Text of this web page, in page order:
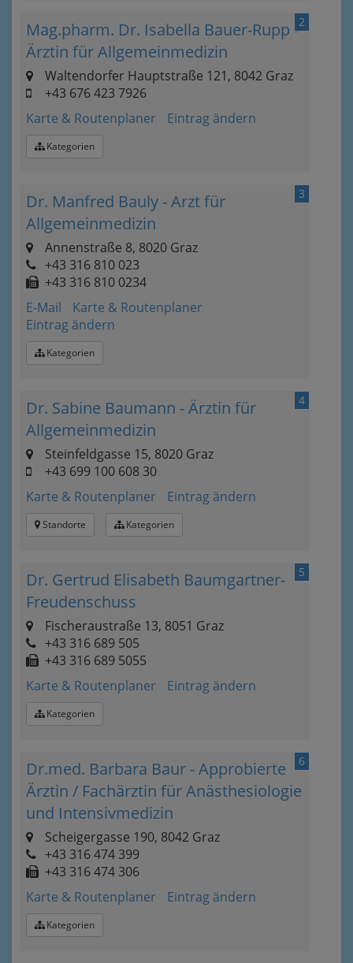
2
Mag.pharm. Dr. Isabella Bauer-Rupp -
Ärztin für Allgemeinmedizin
Waltendorfer Hauptstraße 121, 8042 Graz
+43 676 423 7926
Karte & Routenplaner
Eintrag ändern
Kategorien
3
Dr. Manfred Bauly - Arzt für
Allgemeinmedizin
Annenstraße 8, 8020 Graz
+43 316 810 023
+43 316 810 0234
E-Mail
Karte & Routenplaner
Eintrag ändern
Kategorien
4
Dr. Sabine Baumann - Ärztin für
Allgemeinmedizin
Steinfeldgasse 15, 8020 Graz
+43 699 100 608 30
Karte & Routenplaner
Eintrag ändern
Standorte Kategorien
5
Dr. Gertrud Elisabeth Baumgartner-
Freudenschuss
Fischeraustraße 13, 8051 Graz
+43 316 689 505
+43 316 689 5055
Karte & Routenplaner
Eintrag ändern
Kategorien
6
Dr.med. Barbara Baur - Approbierte
Ärztin / Fachärztin für Anästhesiologie
und Intensivmedizin
Scheigergasse 190, 8042 Graz
+43 316 474 399
+43 316 474 306
Karte & Routenplaner
Eintrag ändern
Kategorien